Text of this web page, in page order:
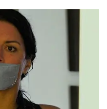
আমাজন
হচ্ছে
স্যামসাং গ্যালাক্সি
নোট লেখা এবং